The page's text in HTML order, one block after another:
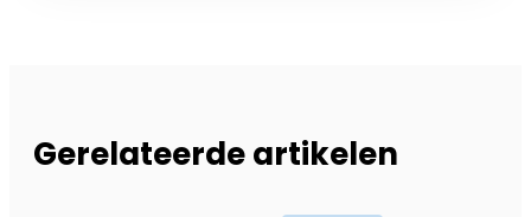
Gerelateerde artikelen